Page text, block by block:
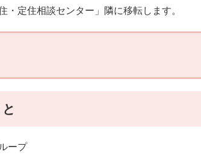
定住相談センター」隣に移転します。
ープ